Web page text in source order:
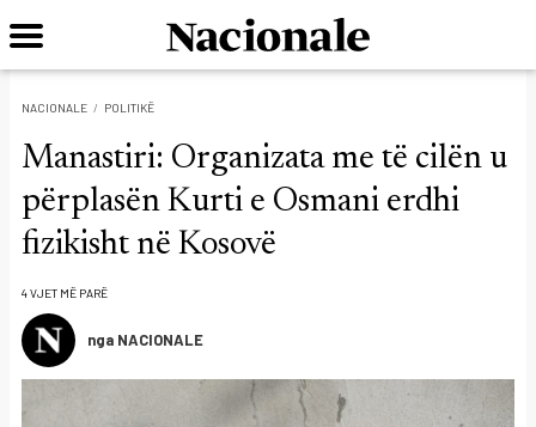
NACIONALE POLITIKË
Manastiri: Organizata me të cilën u
përplasën Kurti e Osmani erdhi
fizikisht në Kosovë
4 VJET MË PARË
nga NACIONALE